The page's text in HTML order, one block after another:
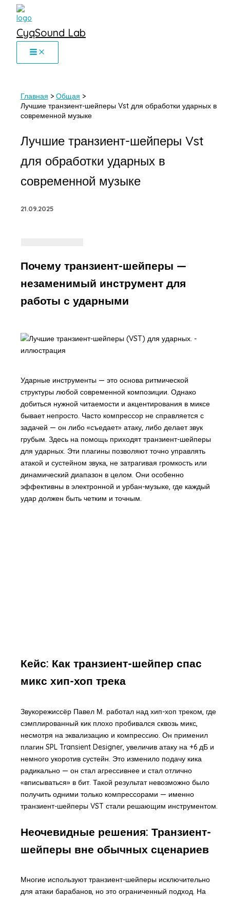
Перейти
содержимому
CyqSound Lab
Главная
Общая
Лучшие транзиент-шейперы Vst для обработки ударных в
современной музыке
Лучшие транзиент-шейперы Vst
для обработки ударных в
современной музыке
21.09.2025
Почему транзиент-шейперы —
незаменимый инструмент для
работы с ударными
Ударные инструменты — это основа ритмической
структуры любой современной композиции. Однако
добиться нужной читаемости и акцентирования в миксе
бывает непросто. Часто компрессор не справляется с
задачей — он либо «съедает» атаку, либо делает звук
грубым. Здесь на помощь приходят транзиент-шейперы
для ударных. Эти плагины позволяют точно управлять
атакой и сустейном звука, не затрагивая громкость или
динамический диапазон в целом. Они особенно
эффективны в электронной и урбан-музыке, где каждый
удар должен быть четким и точным.
Кейс: Как транзиент-шейпер спас
микс хип-хоп трека
Звукорежиссёр Павел М. работал над хип-хоп треком, где
сэмплированный кик плохо пробивался сквозь микс,
несмотря на эквализацию и компрессию. Он применил
плагин SPL Transient Designer, увеличив атаку на +6 дБ и
немного укоротив сустейн. Это изменило подачу кика
радикально — он стал агрессивнее и стал отлично
«вписываться» в бит. Такой результат невозможно было
получить одними только компрессорами — именно
транзиент-шейперы VST стали решающим инструментом.
Неочевидные решения: Транзиент-
шейперы вне обычных сценариев
Многие используют транзиент-шейперы исключительно
для атаки барабанов, но это ограниченный подход. На